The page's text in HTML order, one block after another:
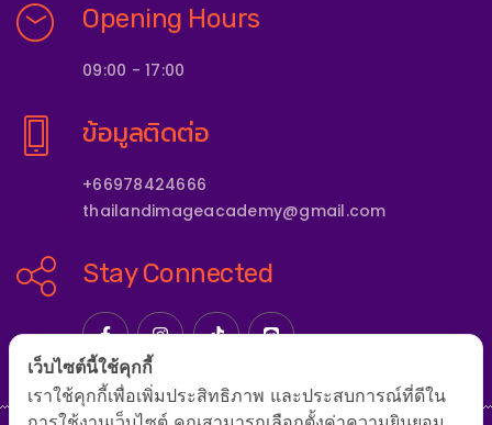
Opening Hours
09:00 - 17:00
ข้อมูลติดต่อ
+66978424666
thailandimageacademy@gmail.com
Stay Connected
เว็บไซต์นี้ใช้คุกกี้
เราใช้คุกกี้เพื่อเพิ่มประสิทธิภาพ และประสบการณ์ที่ดีใน